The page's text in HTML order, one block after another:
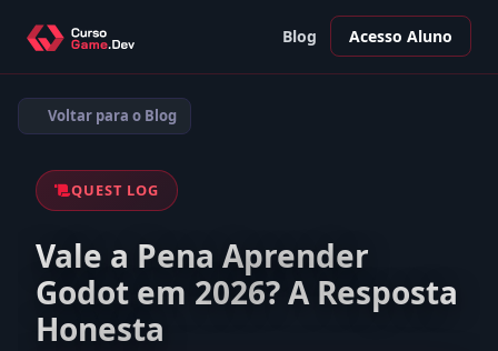
Blog Acesso Aluno
Voltar para o Blog
QUEST LOG
Vale a Pena Aprender
Godot em 2026? A Resposta
Honesta